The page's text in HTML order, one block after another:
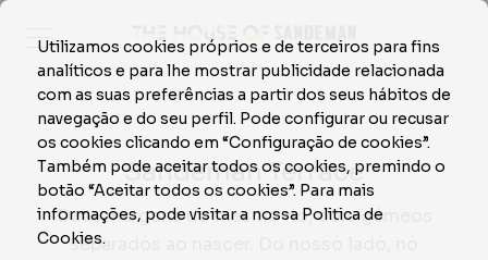
Sandeman Terrace
Duas margens do mesmo rio, dois gémeos
separados ao nascer. Do nosso lado, no
Utilizamos cookies próprios e de terceiros para fins
analíticos e para lhe mostrar publicidade relacionada
com as suas preferências a partir dos seus hábitos de
navegação e do seu perfil. Pode configurar ou recusar
os cookies clicando em “Configuração de cookies”.
Também pode aceitar todos os cookies, premindo o
botão “Aceitar todos os cookies”. Para mais
informações, pode visitar a nossa Politica de
Cookies.